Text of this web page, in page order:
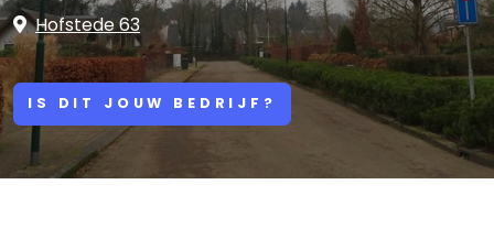
Hofstede 63
IS DIT JOUW BEDRIJF?